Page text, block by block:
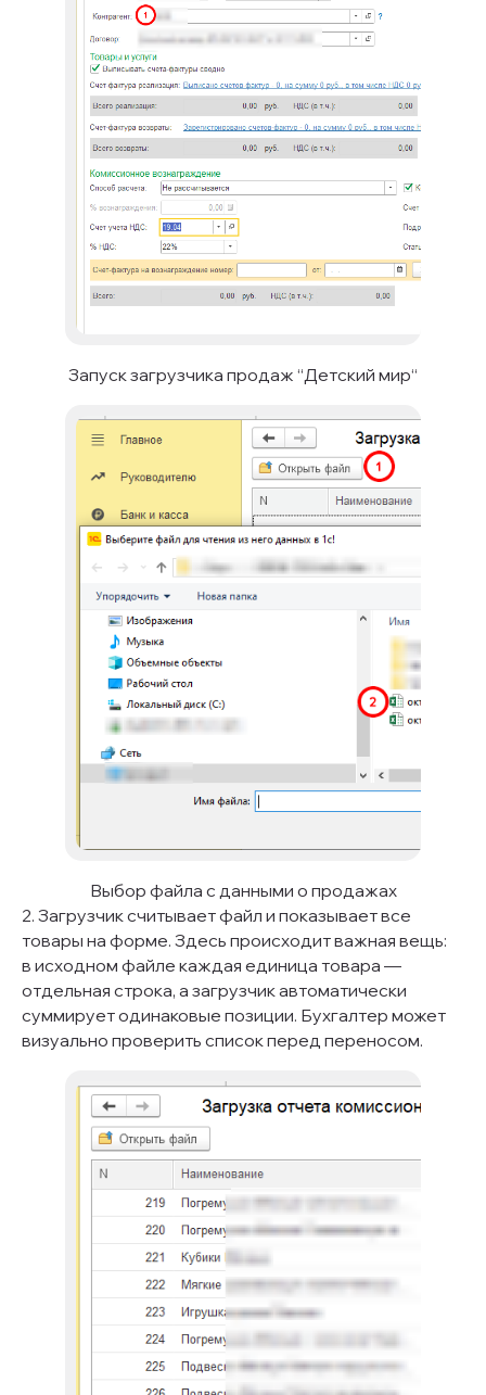
Запуск загрузчика продаж “Детский мир“
Выбор файла с данными о продажах
2. Загрузчик считывает файл и показывает все
товары на форме. Здесь происходит важная вещь:
в исходном файле каждая единица товара —
отдельная строка, а загрузчик автоматически
суммирует одинаковые позиции. Бухгалтер может
визуально проверить список перед переносом.